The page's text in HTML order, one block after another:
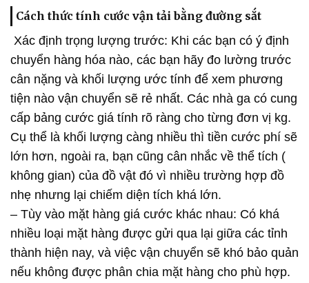
Cách thức tính cước vận tải bằng đường sắt
Xác định trọng lượng trước: Khi các bạn có ý định
chuyển hàng hóa nào, các bạn hãy đo lường trước
cân nặng và khối lượng ước tính để xem phương
tiện nào vận chuyển sẽ rẻ nhất. Các nhà ga có cung
cấp bảng cước giá tính rõ ràng cho từng đơn vị kg.
Cụ thể là khối lượng càng nhiều thì tiền cước phí sẽ
lớn hơn, ngoài ra, bạn cũng cân nhắc về thể tích (
không gian) của đồ vật đó vì nhiều trường hợp đồ
nhẹ nhưng lại chiếm diện tích khá lớn.
– Tùy vào mặt hàng giá cước khác nhau: Có khá
nhiều loại mặt hàng được gửi qua lại giữa các tỉnh
thành hiện nay, và việc vận chuyển sẽ khó bảo quản
nếu không được phân chia mặt hàng cho phù hợp.